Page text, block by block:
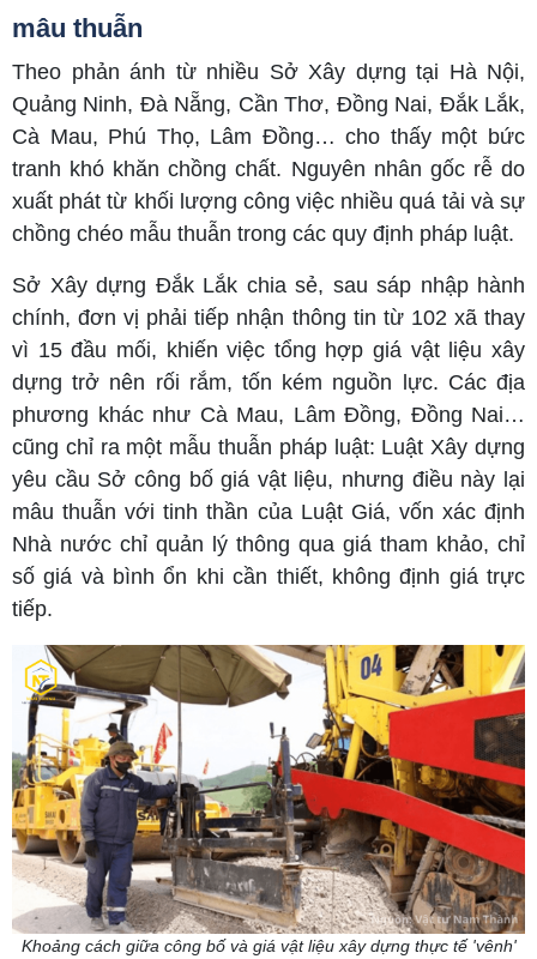
mâu thuẫn
Theo phản ánh từ nhiều Sở Xây dựng tại Hà Nội,
Quảng Ninh, Đà Nẵng, Cần Thơ, Đồng Nai, Đắk Lắk,
Cà Mau, Phú Thọ, Lâm Đồng… cho thấy một bức
tranh khó khăn chồng chất. Nguyên nhân gốc rễ do
xuất phát từ khối lượng công việc nhiều quá tải và sự
chồng chéo mẫu thuẫn trong các quy định pháp luật.
Sở Xây dựng Đắk Lắk chia sẻ, sau sáp nhập hành
chính, đơn vị phải tiếp nhận thông tin từ 102 xã thay
vì 15 đầu mối, khiến việc tổng hợp giá vật liệu xây
dựng trở nên rối rắm, tốn kém nguồn lực. Các địa
phương khác như Cà Mau, Lâm Đồng, Đồng Nai…
cũng chỉ ra một mẫu thuẫn pháp luật: Luật Xây dựng
yêu cầu Sở công bố giá vật liệu, nhưng điều này lại
mâu thuẫn với tinh thần của Luật Giá, vốn xác định
Nhà nước chỉ quản lý thông qua giá tham khảo, chỉ
số giá và bình ổn khi cần thiết, không định giá trực
tiếp.
Khoảng cách giữa công bố và giá vật liệu xây dựng thực tế 'vênh'